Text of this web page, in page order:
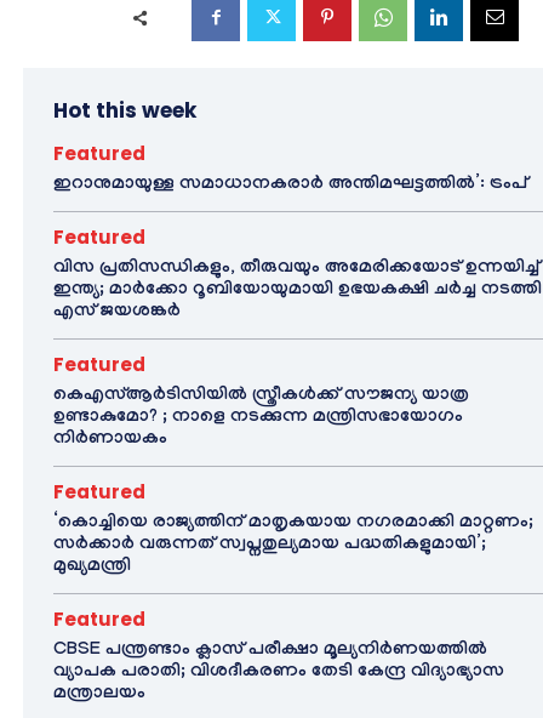
Hot this week
Featured
ഇറാനുമായുള്ള സമാധാനകരാർ അന്തിമഘട്ടത്തിൽ‌’: ട്രംപ്
Featured
വിസ പ്രതിസന്ധികളും, തീരുവയും അമേരിക്കയോട് ഉന്നയിച്ച്
ഇന്ത്യ; മാർക്കോ റൂബിയോയുമായി ഉഭയകക്ഷി ചർച്ച നടത്തി
എസ് ജയശങ്കർ
Featured
കെഎസ്ആർടിസിയിൽ സ്ത്രീകൾക്ക് സൗജന്യ യാത്ര
ഉണ്ടാകുമോ? ; നാളെ നടക്കുന്ന മന്ത്രിസഭായോഗം
നിർണായകം
Featured
‘കൊച്ചിയെ രാജ്യത്തിന് മാതൃകയായ നഗരമാക്കി മാറ്റണം;
സർക്കാർ വരുന്നത് സ്വപ്നതുല്യമായ പദ്ധതികളുമായി’;
മുഖ്യമന്ത്രി
Featured
CBSE പന്ത്രണ്ടാം ക്ലാസ് പരീക്ഷാ മൂല്യനിർണയത്തിൽ
വ്യാപക പരാതി; വിശദീകരണം തേടി കേന്ദ്ര വിദ്യാഭ്യാസ
മന്ത്രാലയം